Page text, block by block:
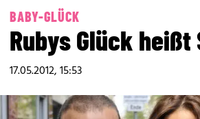
BABY-GLÜCK
Rubys Glück heißt
17.05.2012, 15:53